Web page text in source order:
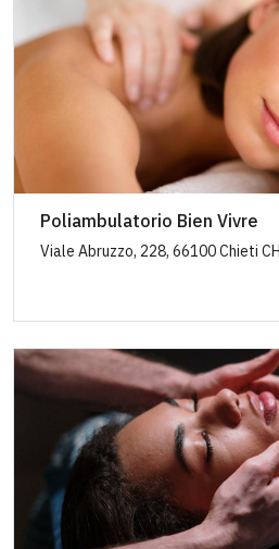
Poliambulatorio Bien Vivre
Viale Abruzzo, 228, 66100 Chieti CH